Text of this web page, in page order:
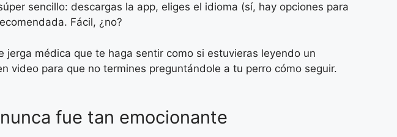
sencillo: descargas la app, eliges el idioma (sí, hay opciones para
Fácil, ¿no?
médica que te haga sentir como si estuvieras leyendo un
video para que no termines preguntándole a tu perro cómo seguir.
fue tan emocionante